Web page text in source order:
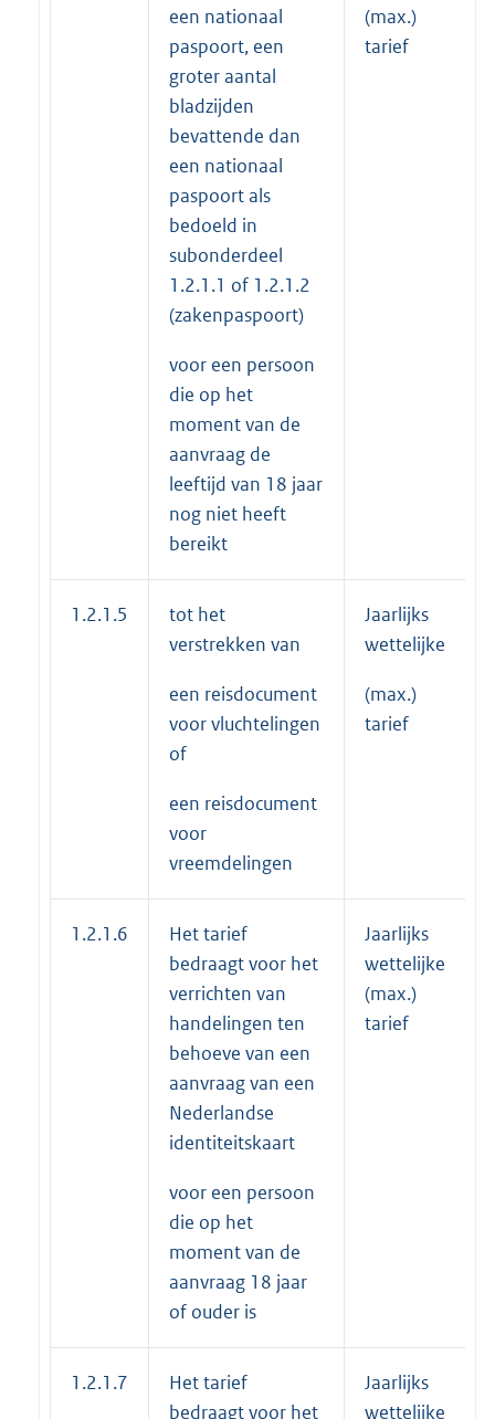
een nationaal
paspoort, een
groter aantal
bladzijden
bevattende dan
een nationaal
paspoort als
bedoeld in
subonderdeel
1.2.1.1 of 1.2.1.2
(zakenpaspoort)
voor een persoon
die op het
moment van de
aanvraag de
leeftijd van 18 jaar
nog niet heeft
bereikt
(max.)
tarief
1.2.1.5
tot het
verstrekken van
een reisdocument
voor vluchtelingen
of
een reisdocument
voor
vreemdelingen
Jaarlijks
wettelijke
(max.)
tarief
1.2.1.6
Het tarief
bedraagt voor het
verrichten van
handelingen ten
behoeve van een
aanvraag van een
Nederlandse
identiteitskaart
voor een persoon
die op het
moment van de
aanvraag 18 jaar
of ouder is
Jaarlijks
wettelijke
(max.)
tarief
1.2.1.7
Het tarief
bedraagt voor het
Jaarlijks
wettelijke